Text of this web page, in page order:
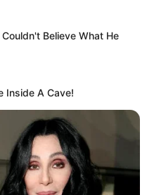
Believe What He
Inside A Cave!